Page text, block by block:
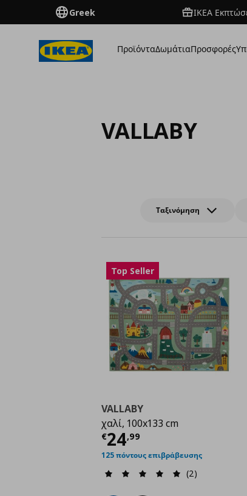
Greek ΙΚΕΑ
ΠροϊόνταΔωμάτιαΠροσφορές
VALLABY
Ταξινόμηση
Top Seller
VALLABY
χαλί, 100x133 cm
€24,99
Τρέχουσα τιμή
125 πόντους επιβράβευσης
(2)